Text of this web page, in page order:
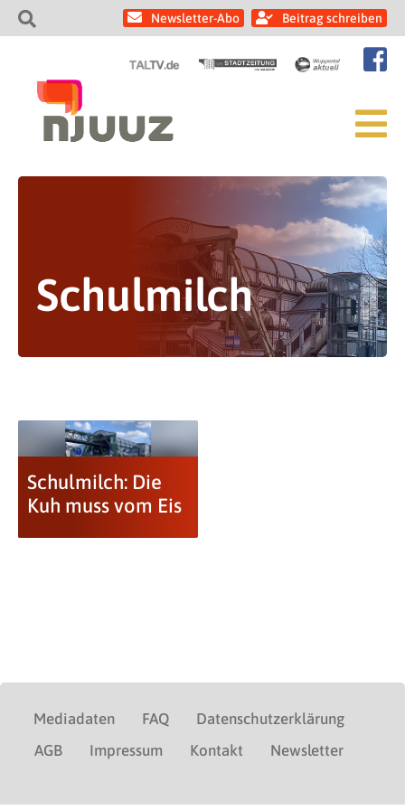
Newsletter-Abo Beitrag schreiben
Schulmilch
Schulmilch: Die
Kuh muss vom Eis
Mediadaten FAQ
Datenschutzerklärung
AGB
Impressum Kontakt Newsletter